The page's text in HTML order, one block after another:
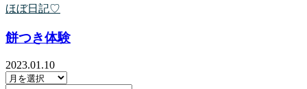
ほぼ日記♡
餅つき体験
2023.01.10